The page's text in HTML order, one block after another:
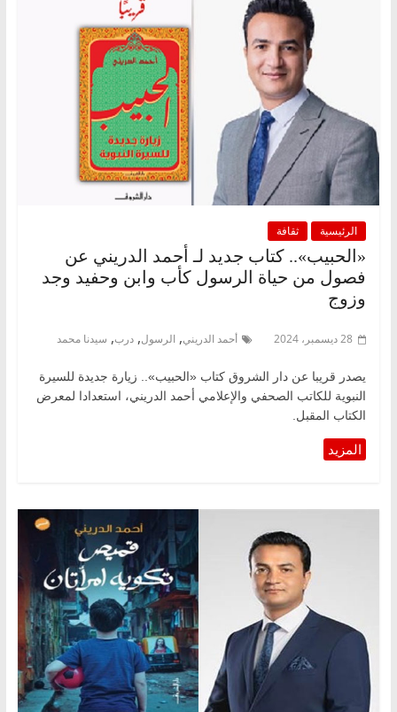
الرئيسية ثقافة
«الحبيب».. كتاب جديد لـ أحمد الدريني عن
فصول من حياة الرسول كأب وابن وحفيد وجد
وزوج
28 ديسمبر، 2024 أحمد الدريني, الرسول, درب, سيدنا محمد
يصدر قريبا عن دار الشروق كتاب «الحبيب».. زيارة جديدة للسيرة
النبوية للكاتب الصحفي والإعلامي أحمد الدريني، استعدادا لمعرض
الكتاب المقبل.